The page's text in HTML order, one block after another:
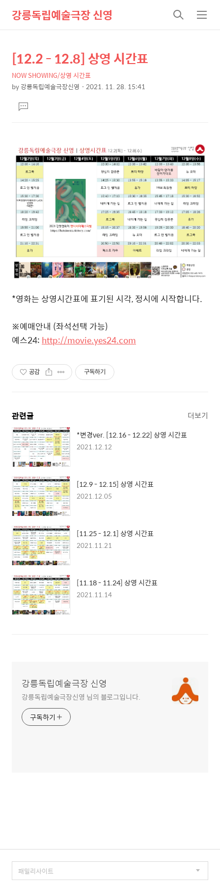
강릉독립예술극장 신영
검
색
메
뉴
상
세
컨
텐
츠
본
문
제
목
[12.2 - 12.8] 상영 시간표
NOW SHOWING/상영 시간표
by강릉독립예술극장신영 2021. 11. 28. 15:41
문댓
글
*영화는 상영시간표에 표기된 시각, 정시에 시작합니다.
※예매안내 (좌석선택 가능)
예스24: http://movie.yes24.com
공감 구독하기
관련글 더보기
*변경ver. [12.16 - 12.22] 상영 시간표
2021.12.12
[12.9 - 12.15] 상영 시간표
2021.12.05
[11.25 - 12.1] 상영 시간표
2021.11.21
[11.18 - 11.24] 상영 시간표
2021.11.14
강릉독립예술극장 신영
강릉독립예술극장신영 님의 블로그입니다.
구독하기